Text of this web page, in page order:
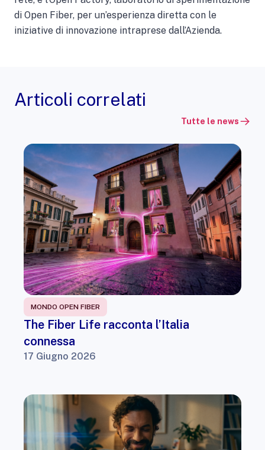
di Open Fiber, per un’esperienza diretta con le
iniziative di innovazione intraprese dall’Azienda.
Articoli correlati
Tutte le news
MONDO OPEN FIBER
The Fiber Life racconta l’Italia
connessa
17 Giugno 2026